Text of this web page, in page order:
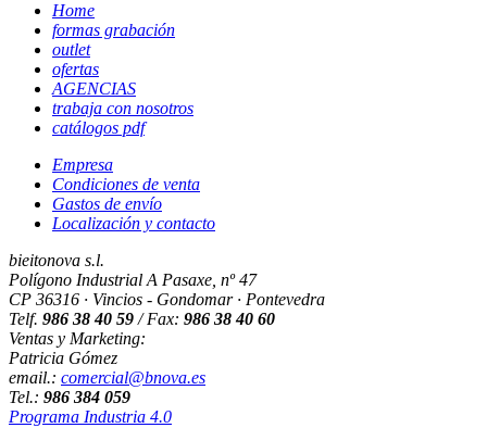
Home
formas grabación
outlet
ofertas
AGENCIAS
trabaja con nosotros
catálogos pdf
Empresa
Condiciones de venta
Gastos de envío
Localización y contacto
bieitonova s.l.
Polígono Industrial A Pasaxe, nº 47
CP 36316 · Vincios - Gondomar · Pontevedra
Telf. 986 38 40 59 / Fax: 986 38 40 60
Ventas y Marketing:
Patricia Gómez
email.: comercial@bnova.es
Tel.: 986 384 059
Programa Industria 4.0